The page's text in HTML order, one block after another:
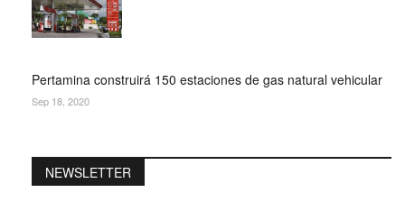
Pertamina construirá 150 estaciones de gas natural vehicular
Sep 18, 2020
NEWSLETTER